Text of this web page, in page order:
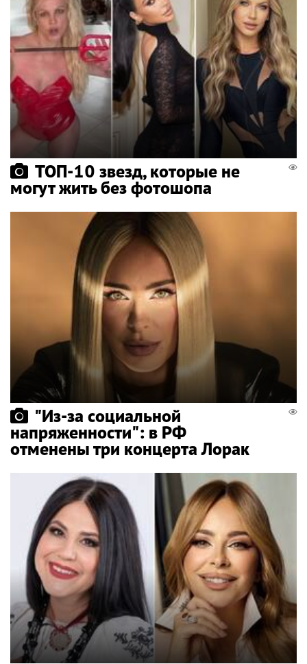
ТОП-10 звезд, которые не
могут жить без фотошопа
"Из-за социальной
напряженности": в РФ
отменены три концерта Лорак